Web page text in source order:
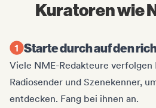
Kuratoren wie
Starte durch auf den
Viele NME-Redakteure verfolgen
Radiosender und Szenekenner,
entdecken. Fang bei ihnen an.